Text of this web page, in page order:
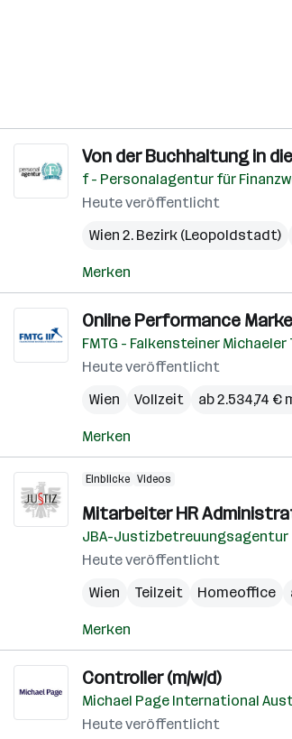
Von der Buchhaltung in
f - Personalagentur für
Heute veröffentlicht
Wien 2. Bezirk (Leopoldstadt)
Merken
Online Performance
FMTG - Falkensteiner Michaeler
Heute veröffentlicht
Wien
Vollzeit ab 2.534,74 €
Merken
Einblicke Videos
Mitarbeiter HR
JBA-Justizbetreuungsagentur
Heute veröffentlicht
Wien
Teilzeit Homeoffice
Merken
Controller (m/w/d)
Michael Page International
Heute veröffentlicht